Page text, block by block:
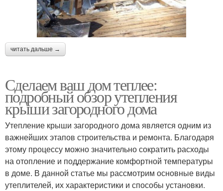
читать дальше →
Сделаем ваш дом теплее:
подробный обзор утепления
крыши загородного дома
Утепление крыши загородного дома является одним из
важнейших этапов строительства и ремонта. Благодаря
этому процессу можно значительно сократить расходы
на отопление и поддержание комфортной температуры
в доме. В данной статье мы рассмотрим основные виды
утеплителей, их характеристики и способы установки.